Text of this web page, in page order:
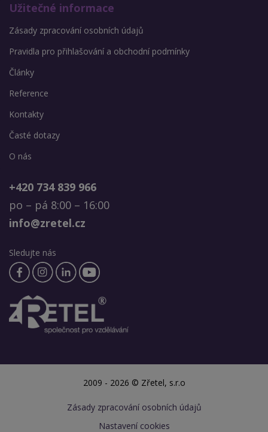
Užitečné informace
Zásady zpracování osobních údajů
Pravidla pro přihlašování a obchodní podmínky
Články
Reference
Kontakty
Časté dotazy
O nás
+420 734 839 966
po – pá 8:00 – 16:00
info@zretel.cz
Sledujte nás
2009 - 2026 © Zřetel, s.r.o
Zásady zpracování osobních údajů
Nastavení cookies